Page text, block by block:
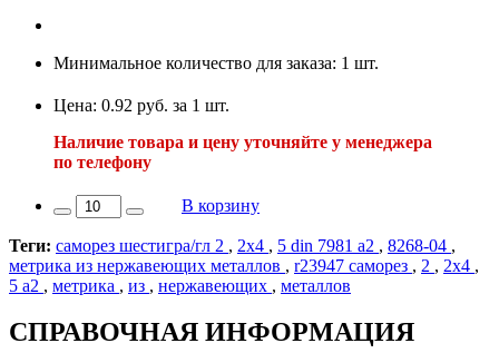
Минимальное количество для заказа: 1 шт.
Цена: 0.92 руб. за 1 шт.
Наличие товара и цену уточняйте у менеджера
по телефону
В корзину
Теги: саморез шестигра/гл 2 , 2х4 , 5 din 7981 а2 , 8268-04 ,
метрика из нержавеющих металлов , r23947 саморез , 2 , 2х4 ,
5 а2 , метрика , из , нержавеющих , металлов
СПРАВОЧНАЯ ИНФОРМАЦИЯ